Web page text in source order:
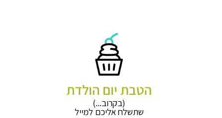
הטבת יום הולדת
(בקרוב...)
שתשלח אליכם למייל